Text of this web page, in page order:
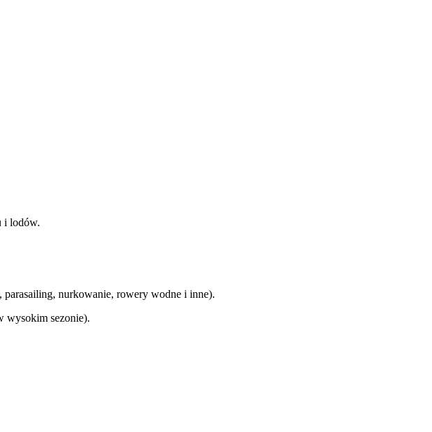
i lodów.
parasailing, nurkowanie, rowery wodne i inne).
wysokim sezonie).